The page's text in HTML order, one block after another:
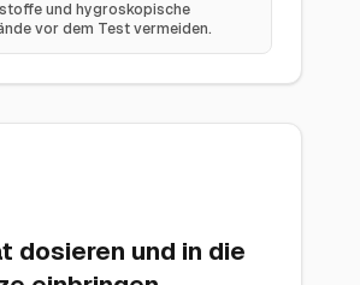
und hygroskopische
vor dem Test vermeiden.
dosieren und in die